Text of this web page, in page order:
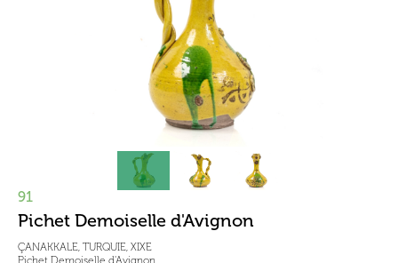
91
Pichet Demoiselle d'Avignon
ÇANAKKALE, TURQUIE, XIXE
Pichet Demoiselle d'Avignon